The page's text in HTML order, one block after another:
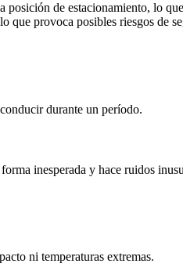
posición de estacionamiento, lo
que provoca posibles riesgos de
durante un período.
inesperada y hace ruidos
ni temperaturas extremas.